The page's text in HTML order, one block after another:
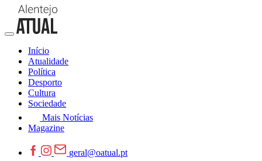
Início
Atualidade
Política
Desporto
Cultura
Sociedade
Mais Notícias
Magazine
geral@oatual.pt